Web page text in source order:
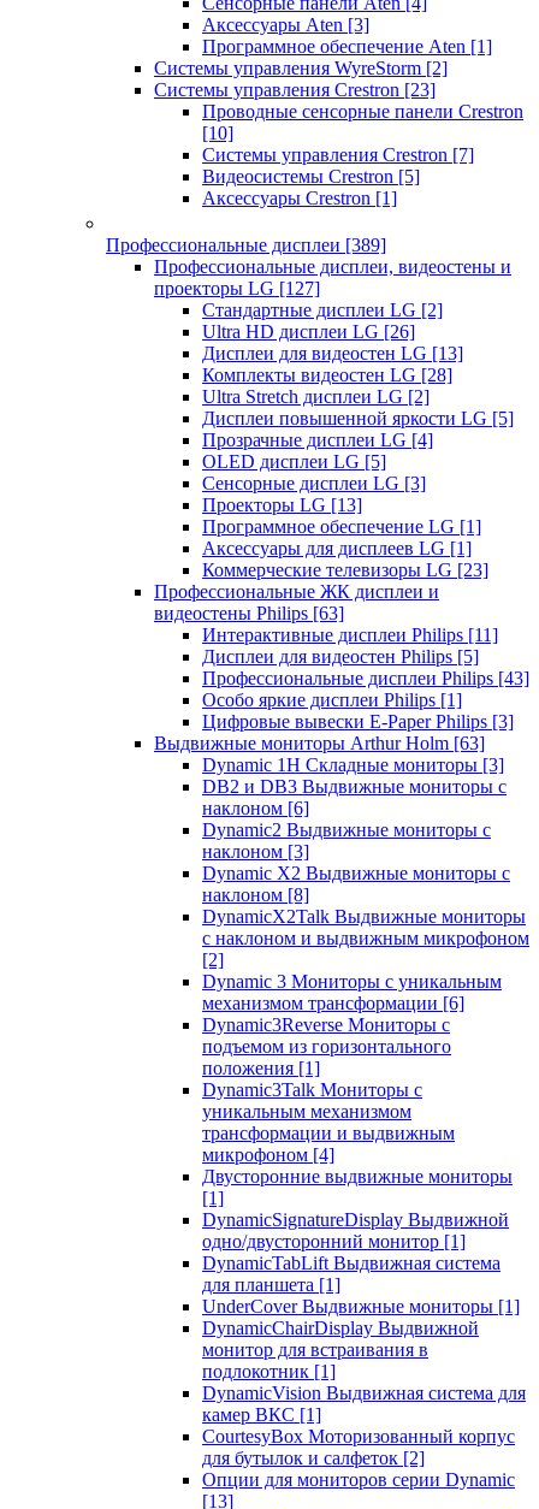
Аксессуары Aten [3]
Программное обеспечение Aten [1]
Системы управления WyreStorm [2]
Системы управления Crestron [23]
Проводные сенсорные панели Crestron
[10]
Системы управления Crestron [7]
Видеосистемы Crestron [5]
Аксессуары Crestron [1]
Профессиональные дисплеи [389]
Профессиональные дисплеи, видеостены и
проекторы LG [127]
Стандартные дисплеи LG [2]
Ultra HD дисплеи LG [26]
Дисплеи для видеостен LG [13]
Комплекты видеостен LG [28]
Ultra Stretch дисплеи LG [2]
Дисплеи повышенной яркости LG [5]
Прозрачные дисплеи LG [4]
OLED дисплеи LG [5]
Сенсорные дисплеи LG [3]
Проекторы LG [13]
Программное обеспечение LG [1]
Аксессуары для дисплеев LG [1]
Коммерческие телевизоры LG [23]
Профессиональные ЖК дисплеи и
видеостены Philips [63]
Интерактивные дисплеи Philips [11]
Дисплеи для видеостен Philips [5]
Профессиональные дисплеи Philips [43]
Особо яркие дисплеи Philips [1]
Цифровые вывески E-Paper Philips [3]
Выдвижные мониторы Arthur Holm [63]
Dynamic 1Н Складные мониторы [3]
DB2 и DB3 Выдвижные мониторы с
наклоном [6]
Dynamic2 Выдвижные мониторы с
наклоном [3]
Dynamic X2 Выдвижные мониторы с
наклоном [8]
DynamicX2Talk Выдвижные мониторы
с наклоном и выдвижным микрофоном
[2]
Dynamic 3 Мониторы с уникальным
механизмом трансформации [6]
Dynamic3Reverse Мониторы с
подъемом из горизонтального
положения [1]
Dynamic3Talk Мониторы с
уникальным механизмом
трансформации и выдвижным
микрофоном [4]
Двусторонние выдвижные мониторы
[1]
DynamicSignatureDisplay Выдвижной
одно/двусторонний монитор [1]
DynamicTabLift Выдвижная система
для планшета [1]
UnderCover Выдвижные мониторы [1]
DynamicChairDisplay Выдвижной
монитор для встраивания в
подлокотник [1]
DynamicVision Выдвижная система для
камер ВКС [1]
CourtesyBox Моторизованный корпус
для бутылок и салфеток [2]
Опции для мониторов серии Dynamic
[13]